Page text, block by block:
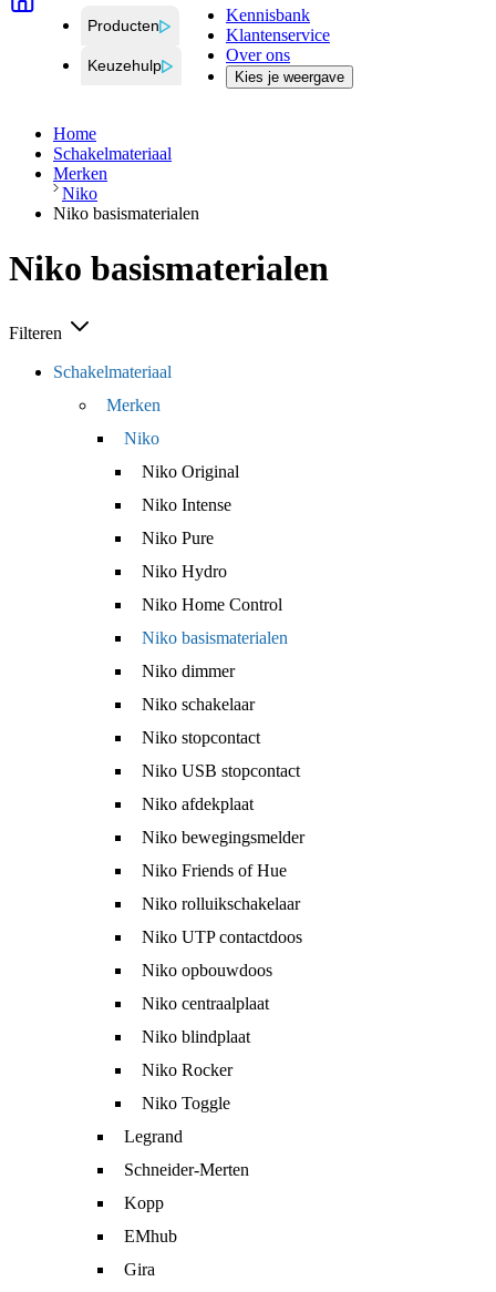
Producten
Keuzehulp
Kennisbank
Klantenservice
Over ons
Kies je weergave
Home
Schakelmateriaal
Merken
Niko
Niko basismaterialen
Niko basismaterialen
Filteren
Schakelmateriaal
Merken
Niko
Niko Original
Niko Intense
Niko Pure
Niko Hydro
Niko Home Control
Niko basismaterialen
Niko dimmer
Niko schakelaar
Niko stopcontact
Niko USB stopcontact
Niko afdekplaat
Niko bewegingsmelder
Niko Friends of Hue
Niko rolluikschakelaar
Niko UTP contactdoos
Niko opbouwdoos
Niko centraalplaat
Niko blindplaat
Niko Rocker
Niko Toggle
Legrand
Schneider-Merten
Kopp
EMhub
Gira